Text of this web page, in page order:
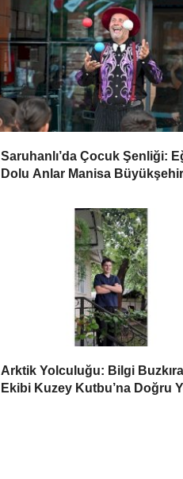
Saruhanlı’da Çocuk Şenliği:
Dolu Anlar Manisa
Arktik Yolculuğu: Bilgi
Ekibi Kuzey Kutbu’na Doğru